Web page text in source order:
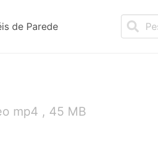
de Parede
mp4 , 45 MB